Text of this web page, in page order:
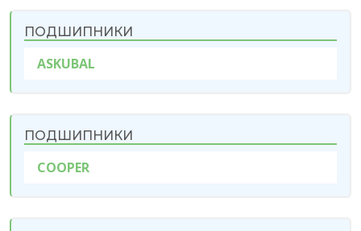
ПОДШИПНИКИ
ASKUBAL
ПОДШИПНИКИ
COOPER